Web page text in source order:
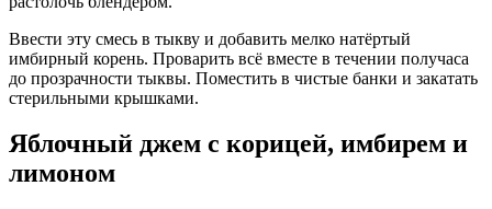
Ввести эту смесь в тыкву и добавить мелко натёртый
имбирный корень. Проварить всё вместе в течении получаса
до прозрачности тыквы. Поместить в чистые банки и закатать
стерильными крышками.
Яблочный джем с корицей, имбирем и
лимоном